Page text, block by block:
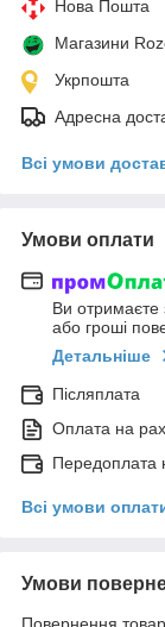
Нова Пошта
Магазини
Укрпошта
Адресна
Всі умови
Умови оплати
Ви отримаєте
або гроші
Детальніше
Післяплата
Оплата на
Передоплата
Всі умови
Умови